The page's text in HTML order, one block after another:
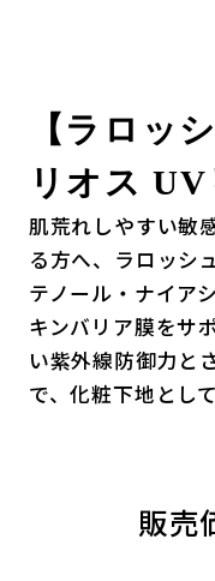
【ラロッ
リオス
肌荒れしやすい敏
る方へ、ラロッシ
テノール・ナイア
キンバリア膜をサ
い紫外線防御力と
で、化粧下地とし
販売